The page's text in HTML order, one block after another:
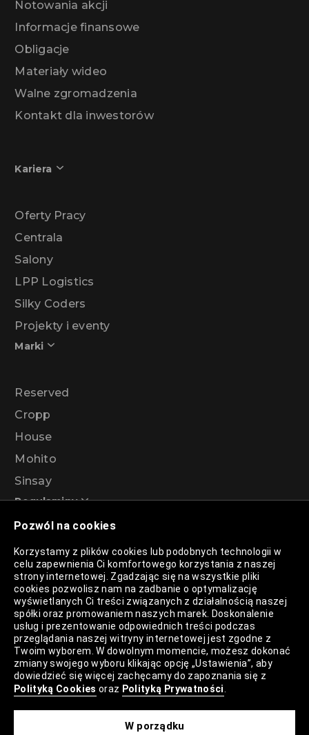
Pozwól na cookies
Korzystamy z plików cookies lub podobnych technologii w
celu zapewnienia Ci komfortowego korzystania z naszej
strony internetowej. Zgadzając się na wszystkie pliki
cookies pozwolisz nam na zadbanie o optymalizację
wyświetlanych Ci treści związanych z działalnością naszej
spółki oraz promowaniem naszych marek. Doskonalenie
usług i prezentowanie odpowiednich treści podczas
przeglądania naszej witryny internetowej jest zgodne z
Twoim wyborem. W dowolnym momencie, możesz dokonać
zmiany swojego wyboru klikając opcję „Ustawienia”, aby
dowiedzieć się więcej zachęcamy do zapoznania się z
Polityką Cookies oraz Polityką Prywatności
W porządku
Notowania akcji
Informacje finansowe
Obligacje
Materiały wideo
Walne zgromadzenia
Kontakt dla inwestorów
Kariera
Oferty Pracy
Centrala
Salony
LPP Logistics
Silky Coders
Projekty i eventy
Marki
Reserved
Cropp
House
Mohito
Sinsay
Regulaminy
Regulamin akcji promocyjnej – Program
rabatowy 99%
Polityka Prywatności
Polityka Plików Cookies
Lista Plików Cookies
Lista Zaufanych Partnerów
Ustawienia Cookies